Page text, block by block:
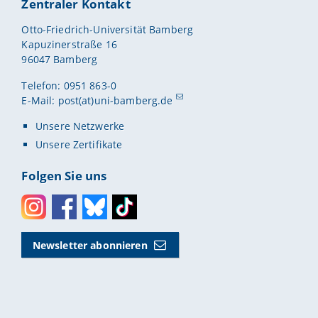
Zentraler Kontakt
Otto-Friedrich-Universität Bamberg
Kapuzinerstraße 16
96047 Bamberg
Telefon: 0951 863-0
E-Mail: post(at)uni-bamberg.de
Unsere Netzwerke
Unsere Zertifikate
Folgen Sie uns
InstagramFacebookBlueskyToktok
Newsletter abonnieren